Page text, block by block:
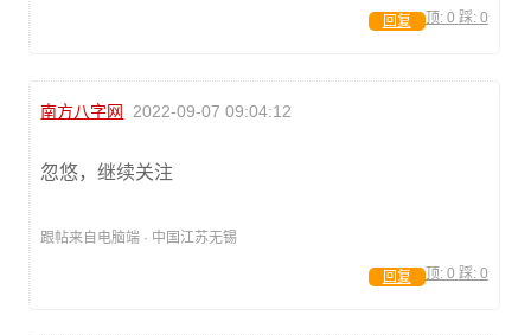
顶: 0 踩: 0
回复
南方八字网 2022-09-07 09:04:12
忽悠，继续关注
跟帖来自电脑端 · 中国江苏无锡
顶: 0 踩: 0
回复